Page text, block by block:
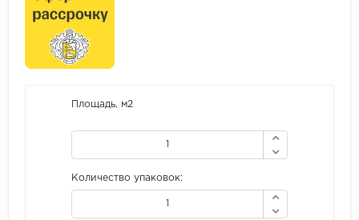
Площадь, м2
Количество упаковок: